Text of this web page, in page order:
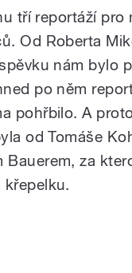
tří reportáží
Od Roberta
nám bylo
po něm
pohřbilo. A
od Tomáše
Bauerem, za
křepelku.